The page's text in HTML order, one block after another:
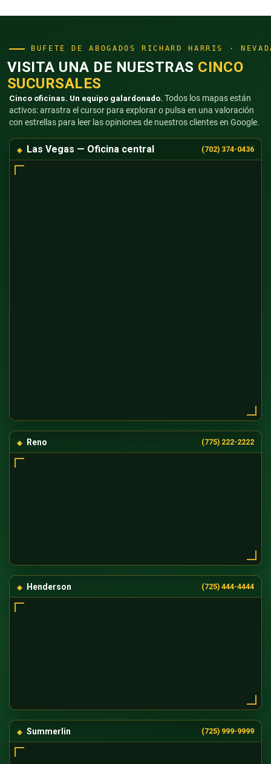
BUFETE DE ABOGADOS RICHARD HARRIS ·
VISITA UNA DE NUESTRAS CINCO
SUCURSALES
Cinco oficinas. Un equipo galardonado. Todos los mapas están
activos: arrastra el cursor para explorar o pulsa en una valoración
con estrellas para leer las opiniones de nuestros clientes en Google.
Las Vegas — Oficina central (702) 374-0436
Reno (775) 222-2222
Henderson (725) 444-4444
Summerlin (725) 999-9999